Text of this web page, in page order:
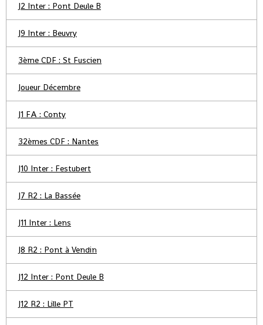
J2 Inter : Pont Deule B
J9 Inter : Beuvry
3ème CDF : St Fuscien
Joueur Décembre
J1 FA : Conty
32èmes CDF : Nantes
J10 Inter : Festubert
J7 R2 : La Bassée
J11 Inter : Lens
J8 R2 : Pont à Vendin
J12 Inter : Pont Deule B
J12 R2 : Lille PT